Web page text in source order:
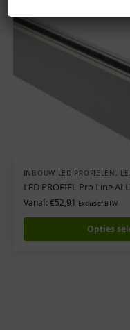
INBOUW LED PROFIELEN ,
LED PROFIEL Pro Line
Vanaf: €52,91 Exclusief BTW
Opties